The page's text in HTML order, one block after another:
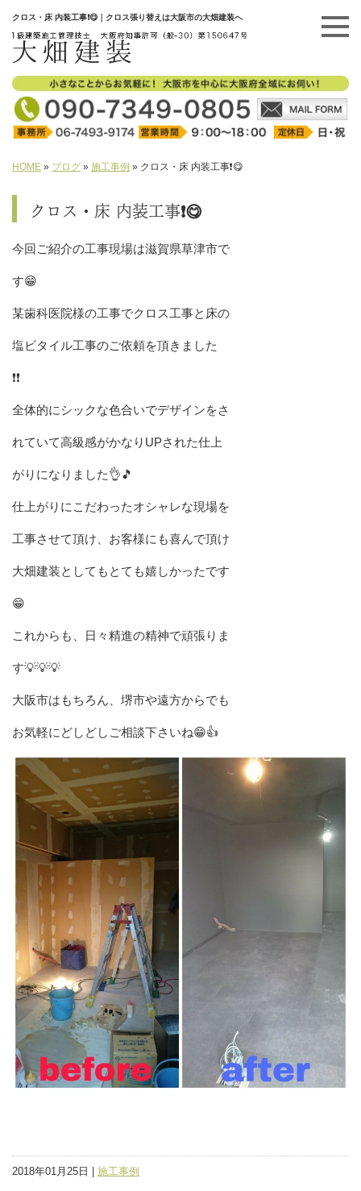
クロス・床 内装工事❗😋｜クロス張り替えは大阪市の大畑建装へ
HOME » ブログ » 施工事例 » クロス・床 内装工事❗😋
クロス・床 内装工事❗😋
今回ご紹介の工事現場は滋賀県草津市で
す😁
某歯科医院様の工事でクロス工事と床の
塩ビタイル工事のご依頼を頂きました
❗❗
全体的にシックな色合いでデザインをさ
れていて高級感がかなりUPされた仕上
がりになりました👌🎵
仕上がりにこだわったオシャレな現場を
工事させて頂け、お客様にも喜んで頂け
大畑建装としてもとても嬉しかったです
😁
これからも、日々精進の精神で頑張りま
す💡💡💡
大阪市はもちろん、堺市や遠方からでも
お気軽にどしどしご相談下さいね😁👍
2018年01月25日 | 施工事例